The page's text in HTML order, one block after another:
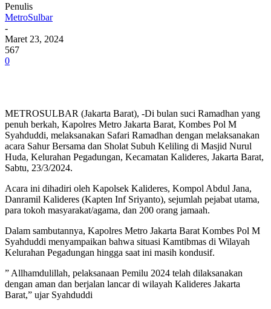
Penulis
MetroSulbar
-
Maret 23, 2024
567
0
METROSULBAR (Jakarta Barat), -Di bulan suci Ramadhan yang
penuh berkah, Kapolres Metro Jakarta Barat, Kombes Pol M
Syahduddi, melaksanakan Safari Ramadhan dengan melaksanakan
acara Sahur Bersama dan Sholat Subuh Keliling di Masjid Nurul
Huda, Kelurahan Pegadungan, Kecamatan Kalideres, Jakarta Barat,
Sabtu, 23/3/2024.
Acara ini dihadiri oleh Kapolsek Kalideres, Kompol Abdul Jana,
Danramil Kalideres (Kapten Inf Sriyanto), sejumlah pejabat utama,
para tokoh masyarakat/agama, dan 200 orang jamaah.
Dalam sambutannya, Kapolres Metro Jakarta Barat Kombes Pol M
Syahduddi menyampaikan bahwa situasi Kamtibmas di Wilayah
Kelurahan Pegadungan hingga saat ini masih kondusif.
” Allhamdulillah, pelaksanaan Pemilu 2024 telah dilaksanakan
dengan aman dan berjalan lancar di wilayah Kalideres Jakarta
Barat,” ujar Syahduddi